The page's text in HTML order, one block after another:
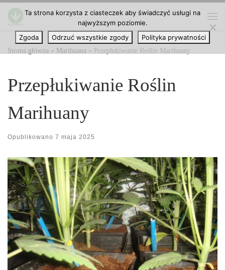
Przejdź do treści
Strona główna » Marihuana » Przepłukiwanie Roślin Marihuany
Przepłukiwanie Roślin
Marihuany
Opublikowano 7 maja 2025
Ta strona korzysta z ciasteczek aby świadczyć usługi na
najwyższym poziomie.
Zgoda
Odrzuć wszystkie zgody Polityka prywatności